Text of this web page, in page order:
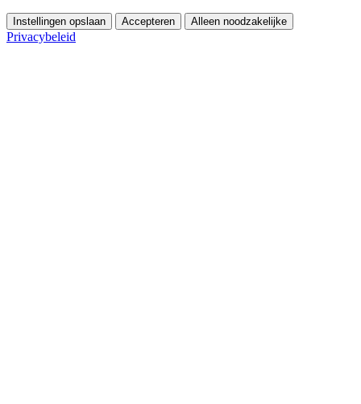
Instellingen opslaan Accepteren Alleen noodzakelijke
Privacybeleid